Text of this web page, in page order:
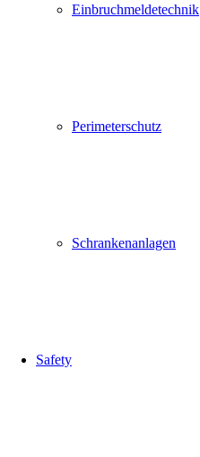
Einbruchmeldetechnik
Perimeterschutz
Schrankenanlagen
Safety